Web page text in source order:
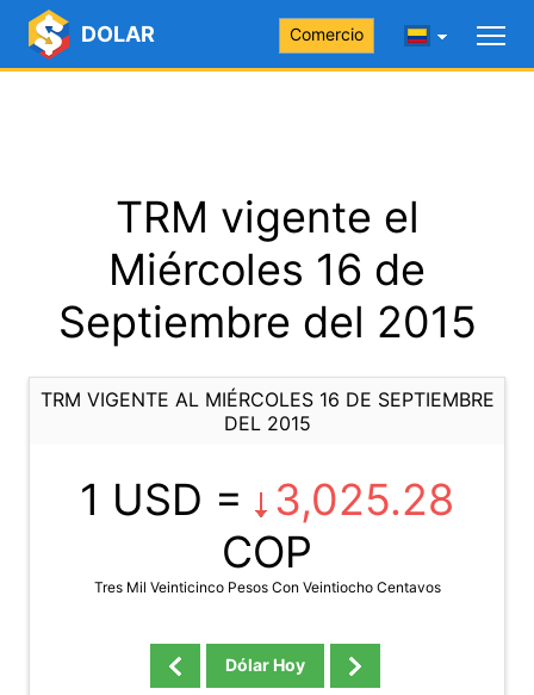
DOLAR Comercio
TRM vigente el
Miércoles 16 de
Septiembre del 2015
TRM VIGENTE AL MIÉRCOLES 16 DE SEPTIEMBRE
DEL 2015
1 USD =
3,025.28
COP
Tres Mil Veinticinco Pesos Con Veintiocho Centavos
Dólar Hoy